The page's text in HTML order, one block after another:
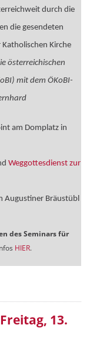
durch die
die gesendeten
Katholischen Kirche
österreichischen
mit dem ÖKoBI-
am Domplatz in
Weggottesdienst zur
Augustiner Bräustübl
des Seminars für
HIER.
Freitag, 13.